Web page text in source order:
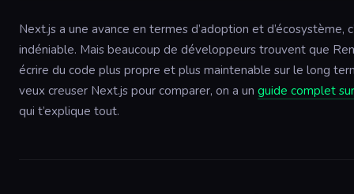
Next.js a une avance en termes d’adoption et d’écosystème,
indéniable. Mais beaucoup de développeurs trouvent que
écrire du code plus propre et plus maintenable sur le long
veux creuser Next.js pour comparer, on a un guide complet
qui t’explique tout.